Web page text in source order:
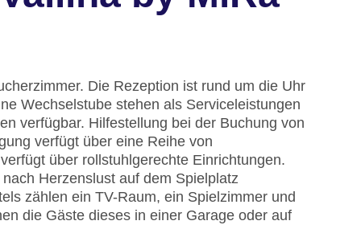
Die Rezeption ist rund um die Uhr
Wechselstube stehen als Serviceleistungen
verfügbar. Hilfestellung bei der Buchung von
verfügt über eine Reihe von
über rollstuhlgerechte Einrichtungen.
Herzenslust auf dem Spielplatz
zählen ein TV-Raum, ein Spielzimmer und
die Gäste dieses in einer Garage oder auf